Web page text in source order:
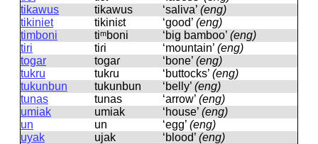
tikawus
tikawus ‘saliva’ (eng)
tikiniet
tikiniɛt ‘good’ (eng)
timboni
tiᵐboni ‘big bamboo’ (eng)
tiri
tiɾi ‘mountain’ (eng)
togar
toɡaɾ ‘bone’ (eng)
tukru
tukɾu ‘buttocks’ (eng)
tukunbun
tukunbun ‘belly’ (eng)
tunas
tunas ‘arrow’ (eng)
umiak
umiak ‘house’ (eng)
un
un ‘egg’ (eng)
uyak
ujak ‘blood’ (eng)